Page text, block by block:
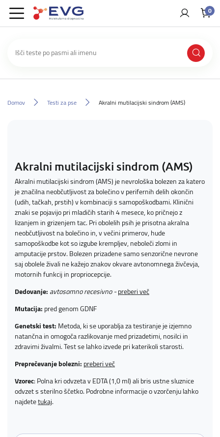
0
Domov Testi za pse Akralni mutilacijski sindrom (AMS)
Akralni mutilacijski sindrom (AMS)
Akralni mutilacijski sindrom (AMS) je nevrološka bolezen za katero
je značilna neobčutljivost za bolečino v perifernih delih okončin
(udih, tačkah, prstih) v kombinaciji s samopoškodbami. Klinični
znaki se pojavijo pri mladičih starih 4 mesece, ko pričnejo z
lizanjem in grizenjem tac. Pri obolelih psih je prisotna akralna
neobčutljivost na bolečino in, v večini primerov, hude
samopoškodbe kot so izgube krempljev, neboleči zlomi in
amputacije prstov. Bolezen prizadene samo senzorične nevrone
saj obolele živali ne kažejo znakov okvare avtonomnega živčevja,
motornih funkcij in propriocepcije.
Dedovanje:avtosomno recesivno -preberi več
Mutacija:pred genom GDNF
Genetski test:Metoda, ki se uporablja za testiranje je izjemno
natančna in omogoča razlikovanje med prizadetimi, nosilci in
zdravimi živalmi. Test se lahko izvede pri katerikoli starosti.
Preprečevanje bolezni:preberi več
Vzorec: Polna kri odvzeta v EDTA (1,0 ml) ali bris ustne sluznice
odvzet s sterilno ščetko. Podrobne informacije o vzorčenju lahko
najdetetukaj.